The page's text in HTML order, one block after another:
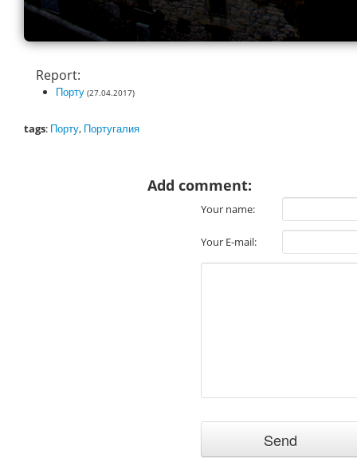
Report:
Порту (27.04.2017)
tags: Порту, Португалия
Add comment:
Your name:
Your E-mail: